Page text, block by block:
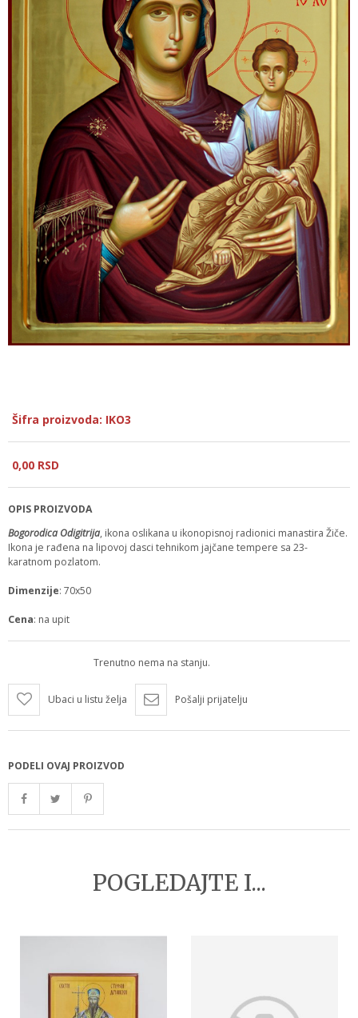
Šifra proizvoda: IKO3
0,00 RSD
OPIS PROIZVODA
Bogorodica Odigitrija, ikona oslikana u ikonopisnoj radionici manastira Žičе.
Ikona je rađena na lipovoj dasci tehnikom jajčane tempere sa 23-
karatnom pozlatom.
Dimenzije: 70х50
Cena: na upit
Trenutno nema na stanju.
Ubaci u listu želja Pošalji prijatelju
PODELI OVAJ PROIZVOD
POGLEDAJTE I...